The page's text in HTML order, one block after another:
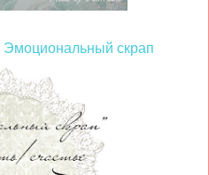
Эмоциональный скрап